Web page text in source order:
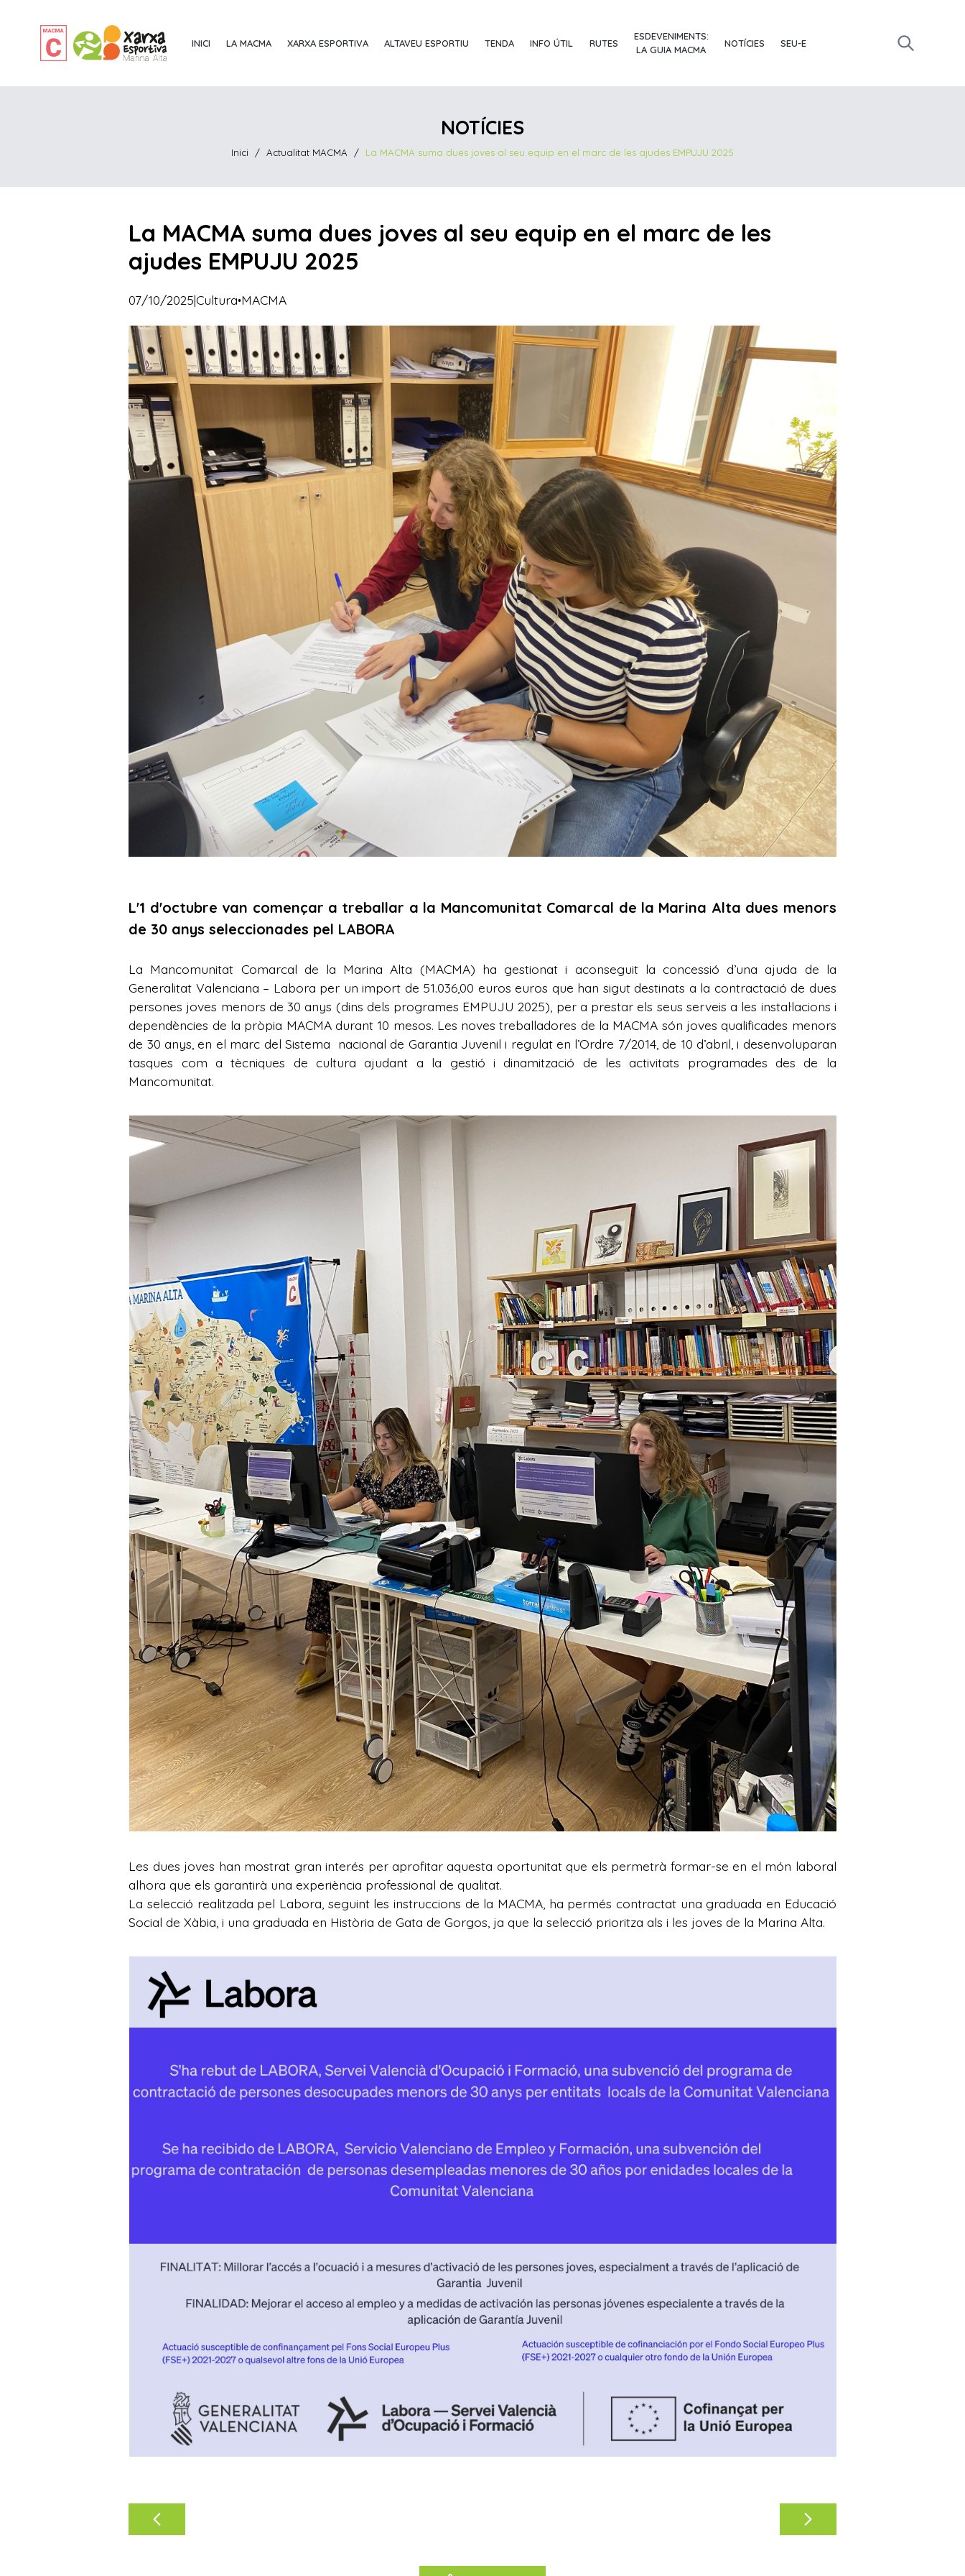
INICI LA MACMA XARXA ESPORTIVA ALTAVEU ESPORTIU TENDA INFO ÚTIL RUTES
ESDEVENIMENTS:
LA GUIA MACMA
NOTÍCIES SEU-E
NOTÍCIES
Inici / Actualitat MACMA / La MACMA suma dues joves al seu equip en el marc de les ajudes EMPUJU 2025
La MACMA suma dues joves al seu equip en el marc de les
ajudes EMPUJU 2025
07/10/2025|Cultura·MACMA
L'1 d'octubre van començar a treballar a la Mancomunitat Comarcal de la Marina Alta dues menors
de 30 anys seleccionades pel LABORA
La Mancomunitat Comarcal de la Marina Alta (MACMA) ha gestionat i aconseguit la concessió d’una ajuda de la
Generalitat Valenciana – Labora per un import de 51.036,00 euros euros que han sigut destinats a la contractació de dues
persones joves menors de 30 anys (dins dels programes EMPUJU 2025), per a prestar els seus serveis a les instal·lacions i
dependències de la pròpia MACMA durant 10 mesos. Les noves treballadores de la MACMA són joves qualificades menors
de 30 anys, en el marc del Sistema nacional de Garantia Juvenil i regulat en l’Ordre 7/2014, de 10 d’abril, i desenvoluparan
tasques com a tècniques de cultura ajudant a la gestió i dinamització de les activitats programades des de la
Mancomunitat.
Les dues joves han mostrat gran interés per aprofitar aquesta oportunitat que els permetrà formar-se en el món laboral
alhora que els garantirà una experiència professional de qualitat.
La selecció realitzada pel Labora, seguint les instruccions de la MACMA, ha permés contractat una graduada en Educació
Social de Xàbia, i una graduada en Història de Gata de Gorgos, ja que la selecció prioritza als i les joves de la Marina Alta.